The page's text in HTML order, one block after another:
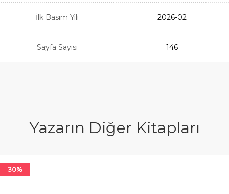
İlk Basım Yılı 2026-02
Sayfa Sayısı 146
Yazarın Diğer Kitapları
30%